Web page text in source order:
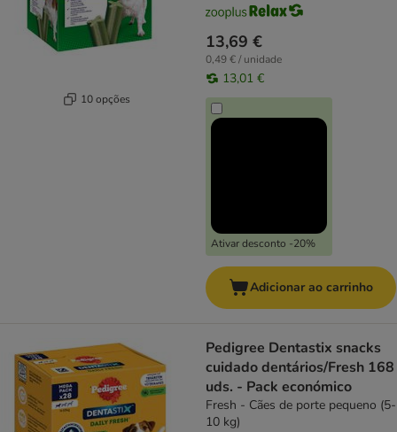
10 opções
13,69 €
0,49 € / unidade
13,01 €
Ativar desconto -20%
Adicionar ao carrinho
Pedigree Dentastix snacks
cuidado dentários/Fresh 168
uds. - Pack económico
Fresh - Cães de porte pequeno (5-
10 kg)